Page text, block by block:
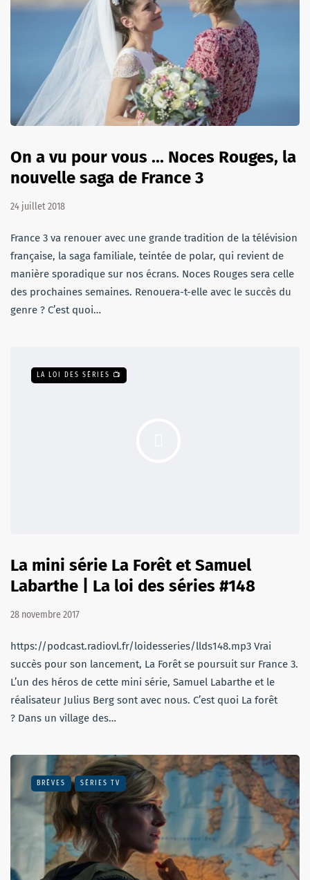
On a vu pour vous ... Noces Rouges, la
nouvelle saga de France 3
24 juillet 2018
France 3 va renouer avec une grande tradition de la télévision
française, la saga familiale, teintée de polar, qui revient de
manière sporadique sur nos écrans. Noces Rouges sera celle
des prochaines semaines. Renouera-t-elle avec le succès du
genre ? C’est quoi…
LA LOI DES SÉRIES 📺
La mini série La Forêt et Samuel
Labarthe | La loi des séries #148
28 novembre 2017
https://podcast.radiovl.fr/loidesseries/llds148.mp3 Vrai
succès pour son lancement, La Forêt se poursuit sur France 3.
L’un des héros de cette mini série, Samuel Labarthe et le
réalisateur Julius Berg sont avec nous. C’est quoi La forêt
? Dans un village des…
BRÈVES SÉRIES TV